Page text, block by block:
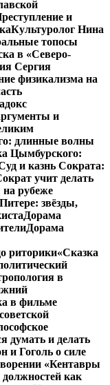
и
Культуролог Нина
топосы
в «Северо-
Сергия
физикализма на
и
длинные волны
Цымбурского:
и казнь Сократа:
учит делать
рубеже
звёзды,
Дорама
Дорама
риторики«Сказка
в
в фильме
думать и делать
и Гоголь о силе
«Кентавры
как